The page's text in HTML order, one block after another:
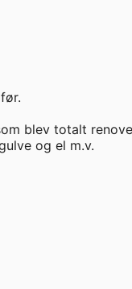
blev totalt
og el m.v.
kr. & aconto
a conto forbrug